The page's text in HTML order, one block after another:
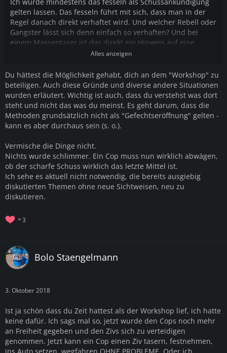
gelten lassen. Das fesseln führt mit sich, dass man in der
Regel danach direkt verhaftet wird. Und welcher Rebell oder
Gangster lässt sich denn einfach so verhaften? Und bei
einem Massentaser ist das direkt ein Hinweis auf eine
Alles anzeigen
Du hättest die Möglichkeit gehabt, dich an dem "Workshop" zu
beteiligen. Auch diese Gründe und diverse andere Situationen
wurden erläutert. Wichtig ist auch, dass du verstehst was dort
steht und nicht das was du meinst. Es geht darum, dass die
Methoden grundsätzlich nicht als "Gefechtseröffnung" gelten -
kann es aber durchaus sein (s. o.).
Vermische die Dinge nicht.
Nichts wurde schlimmer. Ein Cop muss nun wirklich abwägen,
ob der scharfe Schuss wirklich das letzte Mittel ist.
Ich sehe es aktuell nicht notwendig, die bereits ausgiebig
diskutierten Themen ohne neue Sichtweisen, neu zu
diskutieren.
3
Bolo Staengelmann
3. Oktober 2018
Ist ja schön dass du Zeit hattest als der Workshop lief, ich hatte
keine dafür. Ich sags mal so, jetzt wurde den Cops noch mehr
an Freiheit gegeben und den Zivs sich zu verteidigen
genommen. Jetzt kann ein Cop einen Ziv tasern, festnehmen,